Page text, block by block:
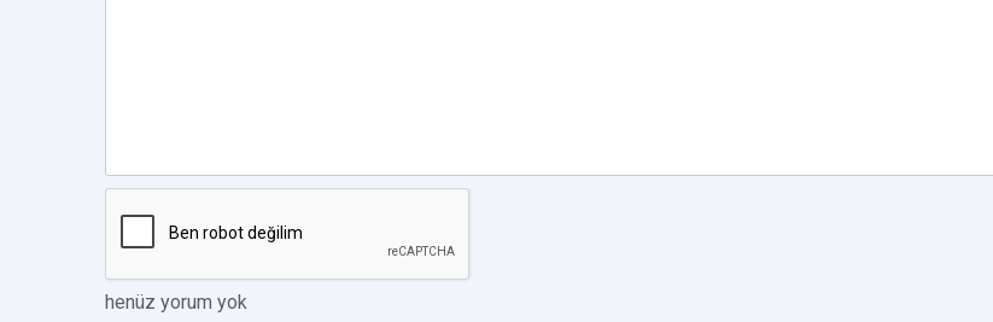
henüz yorum yok